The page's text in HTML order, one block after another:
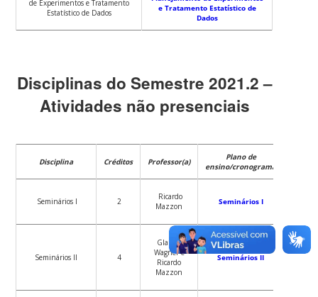
de Experimentos e Tratamento
Estatístico de Dados
e Tratamento Estatístico de
Dados
Disciplinas do Semestre 2021.2 –
Atividades não presenciais
Disciplina Créditos Professor(a)
Plano de
ensino/cronograma
Seminários I 2
Ricardo
Mazzon
Seminários I
Seminários II 4
Glauber
Wagner e
Ricardo
Mazzon
Seminários II